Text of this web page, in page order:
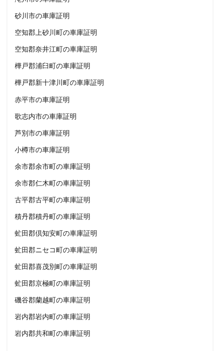
砂川市の車庫証明
空知郡上砂川町の車庫証明
空知郡奈井江町の車庫証明
樺戸郡浦臼町の車庫証明
樺戸郡新十津川町の車庫証明
赤平市の車庫証明
歌志内市の車庫証明
芦別市の車庫証明
小樽市の車庫証明
余市郡余市町の車庫証明
余市郡仁木町の車庫証明
古平郡古平町の車庫証明
積丹郡積丹町の車庫証明
虻田郡倶知安町の車庫証明
虻田郡ニセコ町の車庫証明
虻田郡喜茂別町の車庫証明
虻田郡京極町の車庫証明
磯谷郡蘭越町の車庫証明
岩内郡岩内町の車庫証明
岩内郡共和町の車庫証明